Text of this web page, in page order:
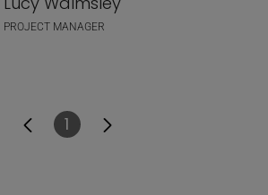
PROJECT MANAGER
Página
1